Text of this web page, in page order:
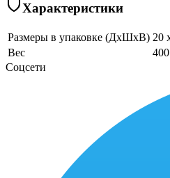
Характеристики
Размеры в упаковке (ДхШхВ) 20
Вес
Соцсети